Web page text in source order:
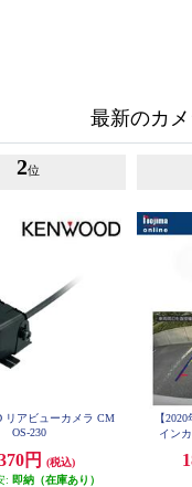
最新のカ
2位
リアビューカメラ CM
OS-230
円
(税込)
: 即納（在庫あり）
【
イン